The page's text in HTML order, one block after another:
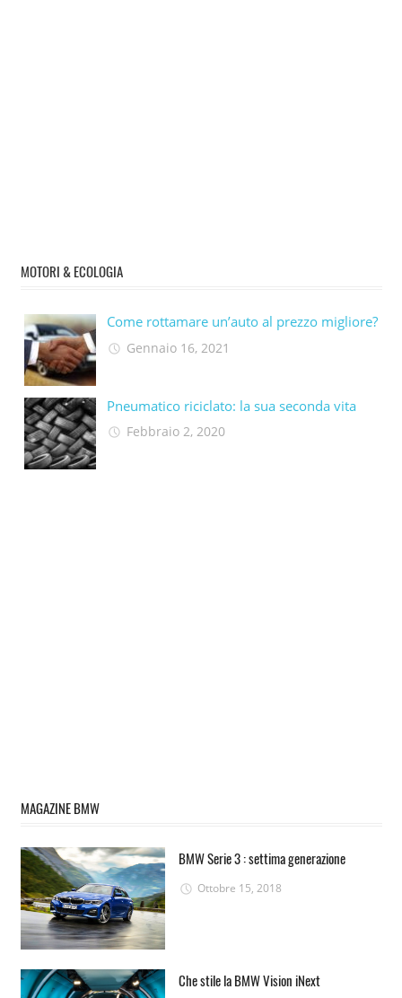
MOTORI & ECOLOGIA
Come rottamare un’auto al prezzo migliore?
Gennaio 16, 2021
Pneumatico riciclato: la sua seconda vita​
Febbraio 2, 2020
MAGAZINE BMW
BMW Serie 3 : settima generazione
Ottobre 15, 2018
Che stile la BMW Vision iNext